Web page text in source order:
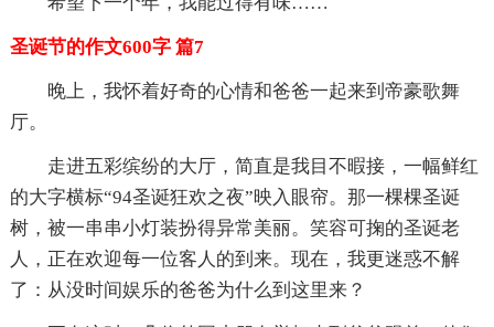
圣诞节的作文600字 篇7
晚上，我怀着好奇的心情和爸爸一起来到帝豪歌舞
厅。
走进五彩缤纷的大厅，简直是我目不暇接，一幅鲜红
的大字横标“94圣诞狂欢之夜”映入眼帘。那一棵棵圣诞
树，被一串串小灯装扮得异常美丽。笑容可掬的圣诞老
人，正在欢迎每一位客人的到来。现在，我更迷惑不解
了：从没时间娱乐的爸爸为什么到这里来？